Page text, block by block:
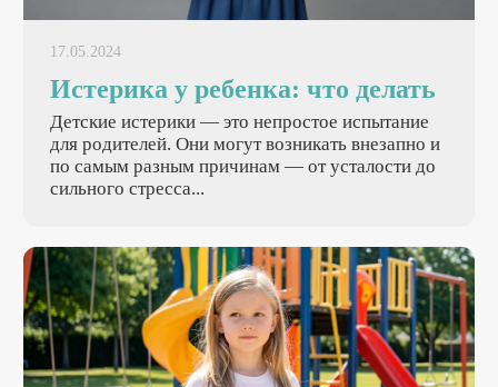
17.05.2024
Истерика у ребенка: что делать
Детские истерики — это непростое испытание
для родителей. Они могут возникать внезапно и
по самым разным причинам — от усталости до
сильного стресса...